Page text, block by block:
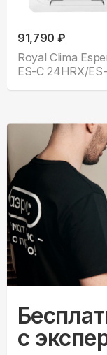
91,790 ₽
Royal Clima
ES-C 24HRX/
с